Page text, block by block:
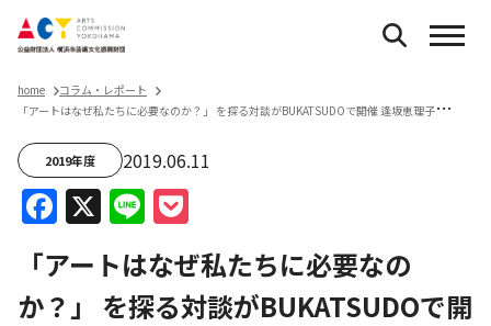
home コラム・レポート
「
アートはなぜ私たちに必要なのか？」 を探る対談がBUKATSUDOで開催 逢坂恵理子（横浜美術館・館長）×川内有緒（作家）
2019年度 2019.06.11
Facebook
X Line
「アートはなぜ私たちに必要なの
か？」 を探る対談がBUKATSUDOで開